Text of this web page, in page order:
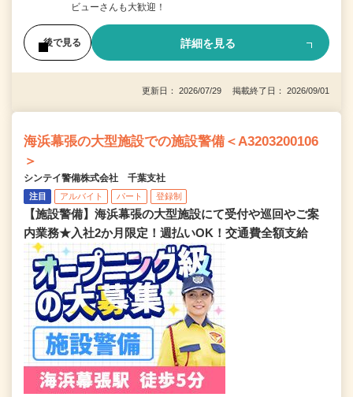
ビューさんも大歓迎！
後で見る 詳細を見る
更新日： 2026/07/29 掲載終了日： 2026/09/01
海浜幕張の大型施設での施設警備＜A3203200106
＞
シンテイ警備株式会社 千葉支社
注目 アルバイト パート 登録制
【施設警備】海浜幕張の大型施設にて受付や巡回やご案
内業務★入社2か月限定！週払いOK！交通費全額支給